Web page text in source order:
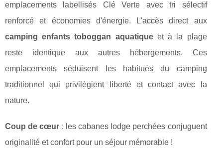
emplacements labellisés Clé Verte avec tri sélectif
renforcé et économies d'énergie. L'accès direct aux
camping enfants toboggan aquatiqueet à la plage
reste identique aux autres hébergements. Ces
emplacements séduisent les habitués du camping
traditionnel qui privilégient liberté et contact avec la
nature.
Coup de cœur : les cabanes lodge perchées conjuguent
originalité et confort pour un séjour mémorable !